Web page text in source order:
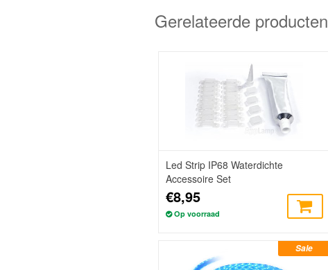
Gerelateerde producten
Led Strip IP68 Waterdichte
Accessoire Set
€8,95
Op voorraad
Sale